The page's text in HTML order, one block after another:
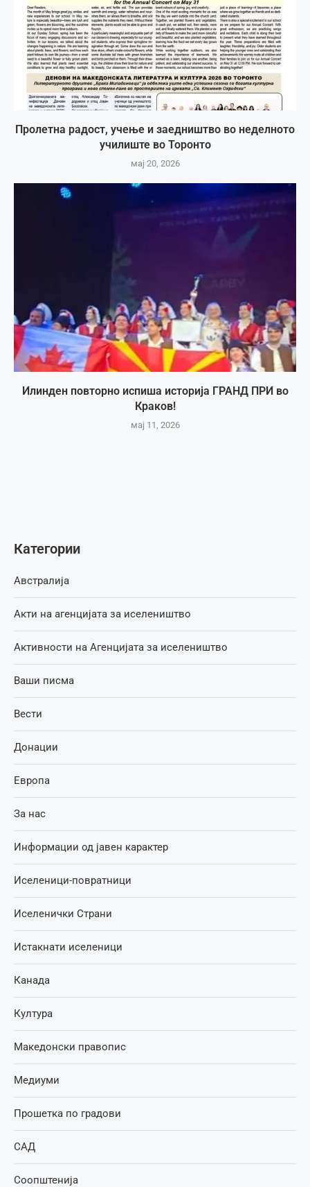
Пролетна радост, учење и заедништво во неделното
училиште во Торонто
мај 20, 2026
Илинден повторно испиша историја ГРАНД ПРИ во
Краков!
мај 11, 2026
Категории
Австралија
Акти на агенцијата за иселеништво
Активности на Агенцијата за иселеништво
Ваши писма
Вести
Донации
Европа
За нас
Информации од јавен карактер
Иселеници-повратници
Иселенички Страни
Истакнати иселеници
Канада
Култура
Македонски правопис
Медиуми
Прошетка по градови
САД
Соопштенија